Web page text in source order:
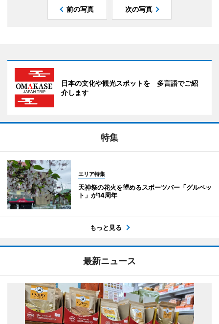
前の写真 次の写真
日本の文化や観光スポットを 多言語でご紹
介します
特集
エリア特集
天神祭の花火を望めるスポーツバー「グルペッ
ト」が14周年
もっと見る
最新ニュース